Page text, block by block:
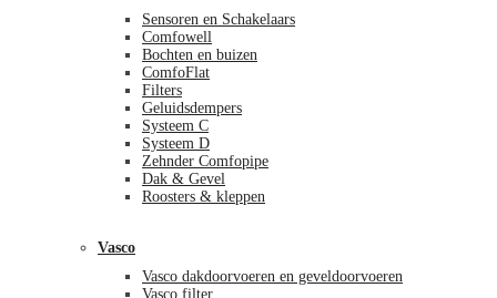
Sensoren en Schakelaars
Comfowell
Bochten en buizen
ComfoFlat
Filters
Geluidsdempers
Systeem C
Systeem D
Zehnder Comfopipe
Dak & Gevel
Roosters & kleppen
Vasco
Vasco dakdoorvoeren en geveldoorvoeren
Vasco filter